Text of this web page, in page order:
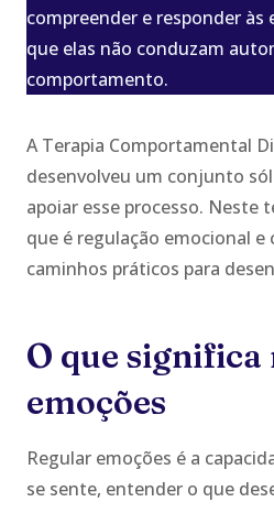
compreender e responder às
que elas não conduzam
comportamento.
A Terapia Comportamental
desenvolveu um conjunto
apoiar esse processo. Neste
que é regulação emocional e
caminhos práticos para
O que
emoções
Regular emoções é a
se sente, entender o que